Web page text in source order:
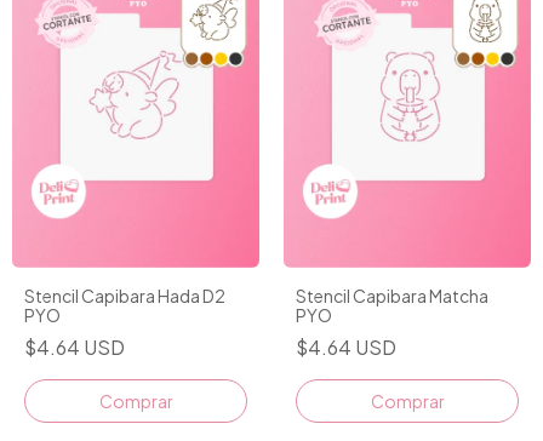
Stencil Capibara Hada D2
PYO
$4.64 USD
Comprar
Stencil Capibara Matcha
PYO
$4.64 USD
Comprar